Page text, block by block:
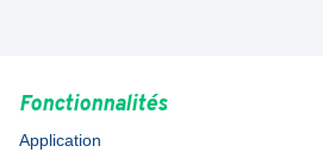
Fonctionnalités
Application